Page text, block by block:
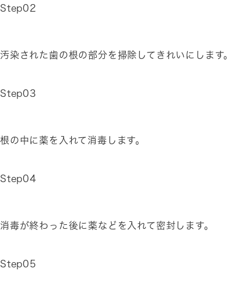
Step02
汚染された歯の根の部分を掃除してきれいにします。
Step03
根の中に薬を入れて消毒します。
Step04
消毒が終わった後に薬などを入れて密封します。
Step05